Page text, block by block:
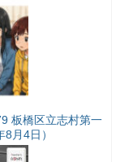
板橋区立志村第一
月4日）